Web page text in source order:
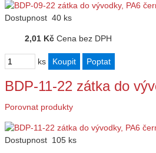
Dostupnost 40 ks
2,01 Kč Cena bez DPH
ks
BDP-11-22 zátka do
Porovnat produkty
Dostupnost 105 ks